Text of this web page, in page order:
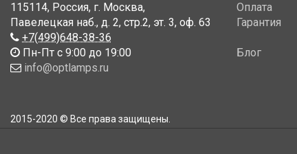
115114, Россия, г. Москва,
Павелецкая наб., д. 2, стр.2, эт. 3, оф. 63
+7(499)648-38-36
Пн-Пт с 9:00 до 19:00
info@optlamps.ru
Оплата
Гарантия
Блог
2015-2020 © Все права защищены.